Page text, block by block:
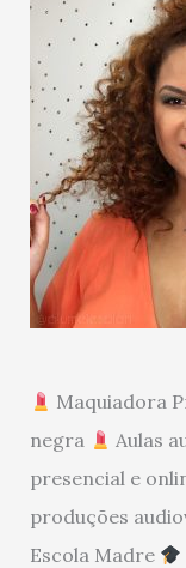
Maquiadora
negra
Aulas
presencial e
produções
Escola Madre